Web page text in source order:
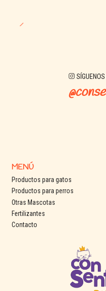
MENÚ
Productos para gatos
Productos para perros
Otras Mascotas
Fertilizantes
Contacto